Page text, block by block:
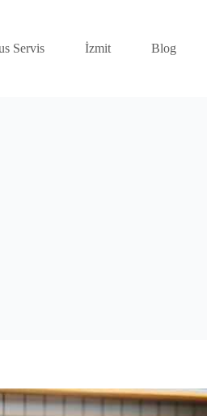
Servis
İzmit Blog